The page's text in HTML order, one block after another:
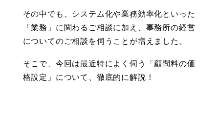
その中でも、システム化や業務効率化といった
「業務」に関わるご相談に加え、事務所の経営
についてのご相談を伺うことが増えました。
そこで、今回は最近特によく伺う「顧問料の価
格設定」について、徹底的に解説！